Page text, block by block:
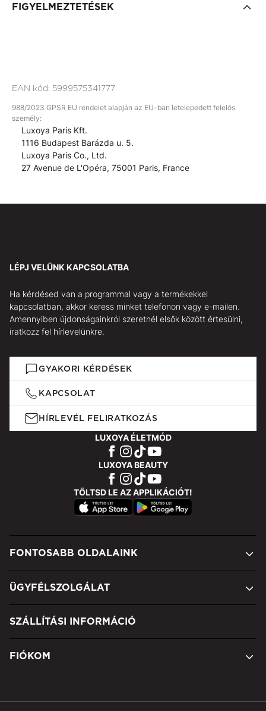
FIGYELMEZTETÉSEK
EAN kód: 5999575341777
988/2023 GPSR EU rendelet alapján az EU-ban letelepedett felelős
személy:
Luxoya Paris Kft.
1116 Budapest Barázda u. 5.
Luxoya Paris Co., Ltd.
27 Avenue de L'Opéra, 75001 Paris, France
LÉPJ VELÜNK KAPCSOLATBA
Ha kérdésed van a programmal vagy a termékekkel
kapcsolatban, akkor keress minket telefonon vagy e-mailen.
Amennyiben újdonságainkról szeretnél elsők között értesülni,
iratkozz fel hírlevelünkre.
GYAKORI KÉRDÉSEK
KAPCSOLAT
HÍRLEVÉL FELIRATKOZÁS
LUXOYA ÉLETMÓD
LUXOYA BEAUTY
TÖLTSD LE AZ APPLIKÁCIÓT!
FONTOSABB OLDALAINK
ÜGYFÉLSZOLGÁLAT
SZÁLLÍTÁSI INFORMÁCIÓ
FIÓKOM